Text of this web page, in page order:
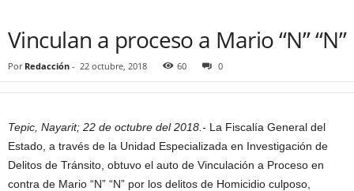
Vinculan a proceso a Mario “N” “N”
Por Redacción - 22 octubre, 2018 60 0
Tepic, Nayarit; 22 de octubre del 2018.- La Fiscalía General del
Estado, a través de la Unidad Especializada en Investigación de
Delitos de Tránsito, obtuvo el auto de Vinculación a Proceso en
contra de Mario “N” “N” por los delitos de Homicidio culposo,